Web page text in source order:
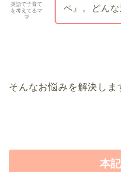
英語で子育て
を考えてるマ
マ
ペ』。どん
そんなお悩みを解決しま
本